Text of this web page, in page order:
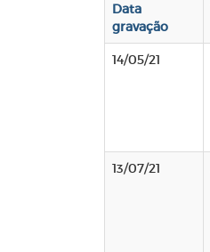
Data
gravação
14/05/21
13/07/21